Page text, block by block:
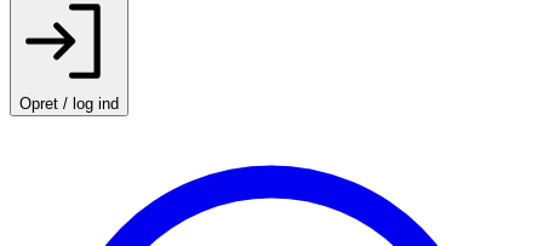
Opret / log ind